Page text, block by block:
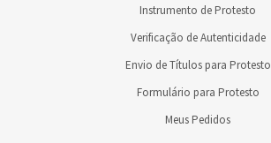
Instrumento de Protesto
Verificação de Autenticidade
Envio de Títulos para Protesto
Formulário para Protesto
Meus Pedidos